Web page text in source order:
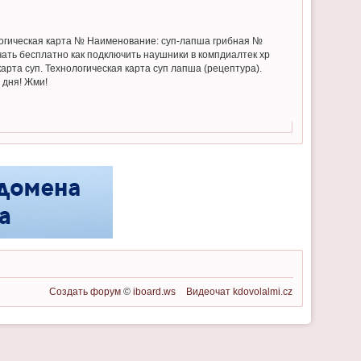
карта № Наименование: cуп-лапша грибная №
бесплатно как подключить наушники в компдиалтек хр
суп. Технологическая карта суп лапша (рецептура).
дня! Жми!
Создать форум ©iboard.ws Видеочат kdovolalmi.cz